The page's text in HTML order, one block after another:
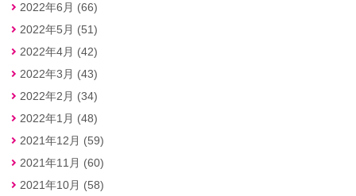
2022年6月 (66)
2022年5月 (51)
2022年4月 (42)
2022年3月 (43)
2022年2月 (34)
2022年1月 (48)
2021年12月 (59)
2021年11月 (60)
2021年10月 (58)